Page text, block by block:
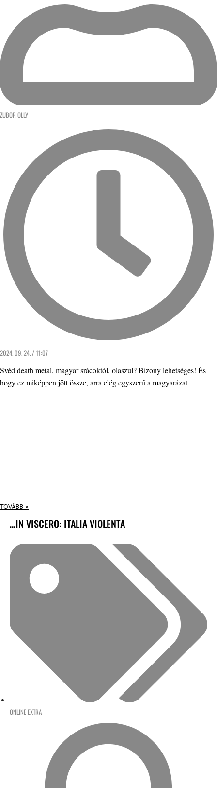
ZUBOR OLLY
2024. 09. 24. / 11:07
Svéd death metal, magyar srácoktól, olaszul? Bizony lehetséges! És
hogy ez miképpen jött össze, arra elég egyszerű a magyarázat.
TOVÁBB »
…IN VISCERO: ITALIA VIOLENTA
ONLINE EXTRA